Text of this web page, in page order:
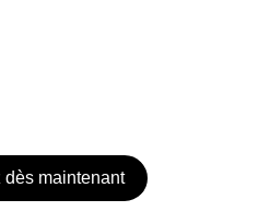
dès maintenant